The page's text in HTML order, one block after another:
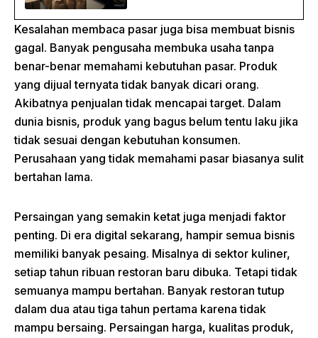
Kesalahan membaca pasar juga bisa membuat bisnis
gagal. Banyak pengusaha membuka usaha tanpa
benar-benar memahami kebutuhan pasar. Produk
yang dijual ternyata tidak banyak dicari orang.
Akibatnya penjualan tidak mencapai target. Dalam
dunia bisnis, produk yang bagus belum tentu laku jika
tidak sesuai dengan kebutuhan konsumen.
Perusahaan yang tidak memahami pasar biasanya sulit
bertahan lama.
Persaingan yang semakin ketat juga menjadi faktor
penting. Di era digital sekarang, hampir semua bisnis
memiliki banyak pesaing. Misalnya di sektor kuliner,
setiap tahun ribuan restoran baru dibuka. Tetapi tidak
semuanya mampu bertahan. Banyak restoran tutup
dalam dua atau tiga tahun pertama karena tidak
mampu bersaing. Persaingan harga, kualitas produk,